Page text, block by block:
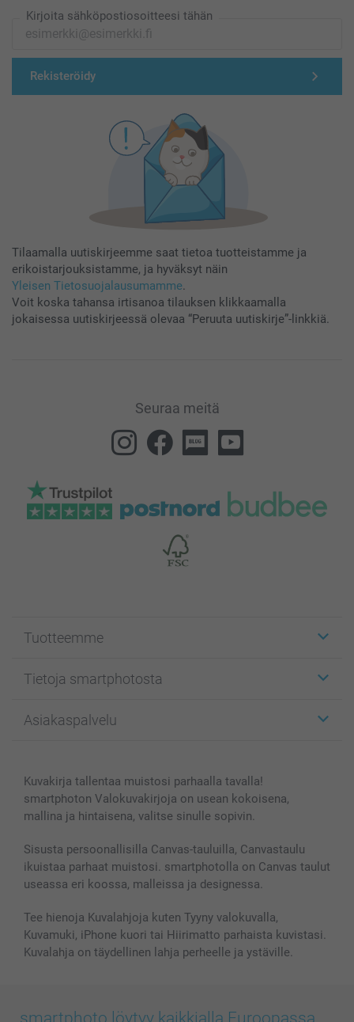
Kirjoita sähköpostiosoitteesi tähän
Rekisteröidy
Tilaamalla uutiskirjeemme saat tietoa tuotteistamme ja
erikoistarjouksistamme, ja hyväksyt näin
Yleisen Tietosuojalausumamme.
Voit koska tahansa irtisanoa tilauksen klikkaamalla
jokaisessa uutiskirjeessä olevaa “Peruuta uutiskirje”-linkkiä.
Seuraa meitä
Tuotteemme
Kuvakortit
Kuvakirjat
Kännykkä & Tabletti
MyNameBook
Valokuvakehykset & Lisätarvikkeet
Lahjakortti
Kaikki kuvatuotteet
Tietoja smartphotosta
Affiliate ohjelma
Sivukartta
Ehdot/takuut
Asiakaspalvelu
smartbonus
Hinnat & maksutavat
Kuvakirja tallentaa muistosi parhaalla tavalla!
smartphoton Valokuvakirjoja on usean kokoisena,
mallina ja hintaisena, valitse sinulle sopivin.
Sisusta persoonallisilla Canvas-tauluilla, Canvastaulu
ikuistaa parhaat muistosi. smartphotolla on Canvas taulut
useassa eri koossa, malleissa ja designessa.
Tee hienoja Kuvalahjoja kuten Tyyny valokuvalla,
Kuvamuki, iPhone kuori tai Hiirimatto parhaista kuvistasi.
Kuvalahja on täydellinen lahja perheelle ja ystäville.